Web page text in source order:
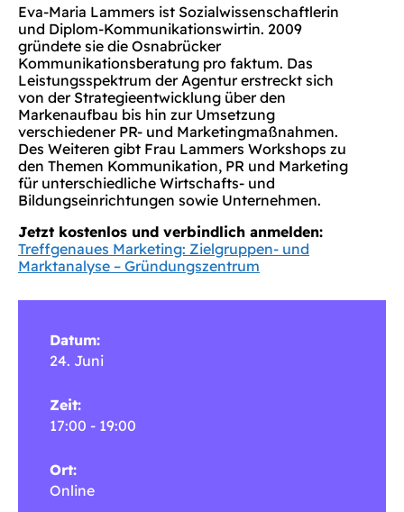
Eva-Maria Lammers ist Sozialwissenschaftlerin
und Diplom-Kommunikationswirtin. 2009
gründete sie die Osnabrücker
Kommunikationsberatung pro faktum. Das
Leistungsspektrum der Agentur erstreckt sich
von der Strategieentwicklung über den
Markenaufbau bis hin zur Umsetzung
verschiedener PR- und Marketingmaßnahmen.
Des Weiteren gibt Frau Lammers Workshops zu
den Themen Kommunikation, PR und Marketing
für unterschiedliche Wirtschafts- und
Bildungseinrichtungen sowie Unternehmen.
Jetzt kostenlos und verbindlich anmelden:
Treffgenaues Marketing: Zielgruppen- und
Marktanalyse – Gründungszentrum
Datum:
24. Juni
Zeit:
17:00 - 19:00
Ort:
Online